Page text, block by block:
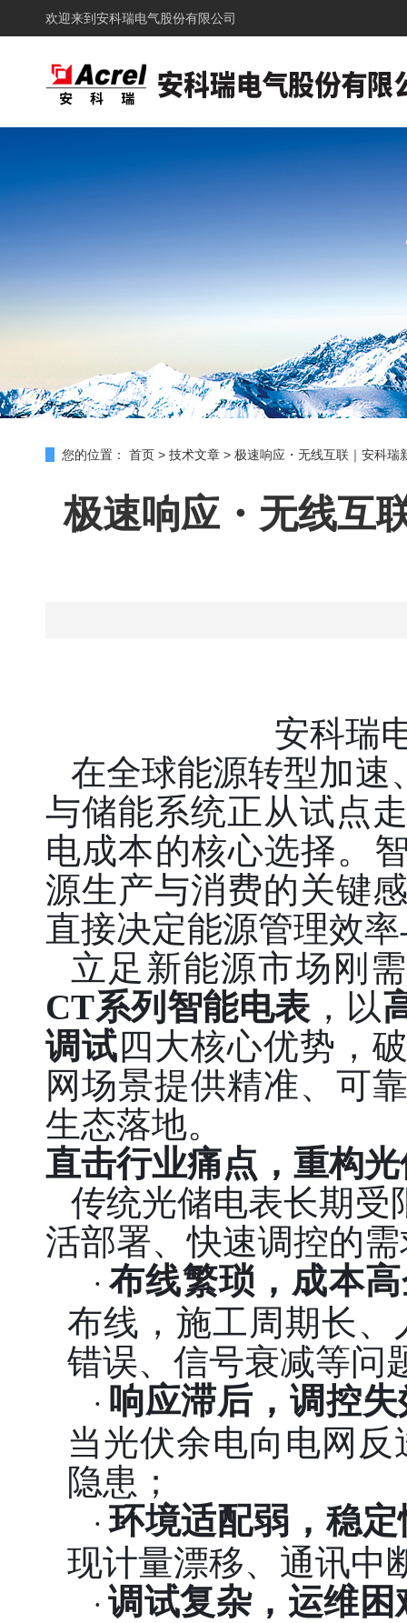
欢迎来到 安科瑞电气股份有限公司
您的位置： 首页 > 技术文章 > 极速响应・无线互联｜安科瑞
极速响应・无线互
安科瑞
在全球能源转型加速
与储能系统正从试点
电成本的核心选择。
源生产与消费的关键
直接决定能源管理效
立足新能源市场刚
CT系列智能电表 ，以
调试四大核心优势，
网场景提供精准、可
生态落地。
直击行业痛点，重构
传统光储电表长期受
活部署、快速调控的
· 布线繁琐，成本
布线，施工周期长
错误、信号衰减等问
· 响应滞后，调控失
当光伏余电向电网
隐患；
· 环境适配弱，稳
现计量漂移、通讯中
· 调试复杂，运维困